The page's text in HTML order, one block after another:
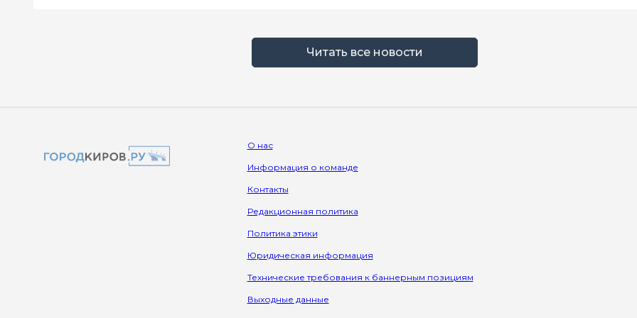
Читать все новости
О нас
Информация о команде
Контакты
Редакционная политика
Политика этики
Юридическая информация
Технические требования к баннерным позициям
Выходные данные